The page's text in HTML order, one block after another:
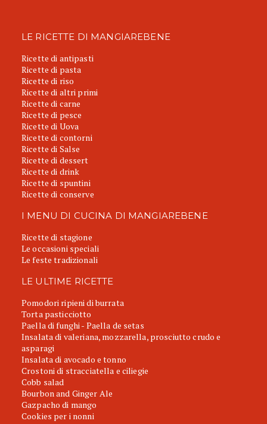
LE RICETTE DI MANGIAREBENE
Ricette di antipasti
Ricette di pasta
Ricette di riso
Ricette di altri primi
Ricette di carne
Ricette di pesce
Ricette di Uova
Ricette di contorni
Ricette di Salse
Ricette di dessert
Ricette di drink
Ricette di spuntini
Ricette di conserve
I MENU DI CUCINA DI MANGIAREBENE
Ricette di stagione
Le occasioni speciali
Le feste tradizionali
LE ULTIME RICETTE
Pomodori ripieni di burrata
Torta pasticciotto
Paella di funghi - Paella de setas
Insalata di valeriana, mozzarella, prosciutto crudo e
asparagi
Insalata di avocado e tonno
Crostoni di stracciatella e ciliegie
Cobb salad
Bourbon and Ginger Ale
Gazpacho di mango
Cookies per i nonni